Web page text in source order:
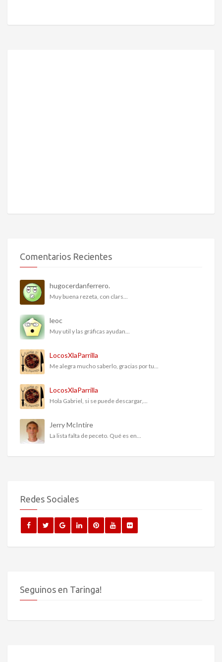
Comentarios Recientes
hugocerdanferrero.
Muy buena rezeta, con clars...
leoc
Muy util y las gráficas ayudan...
LocosXlaParrilla
Me alegra mucho saberlo, gracias por tu...
LocosXlaParrilla
Hola Gabriel, si se puede descargar,...
Jerry McIntire
La lista falta de peceto. Qué es en...
Redes Sociales
Seguinos en Taringa!